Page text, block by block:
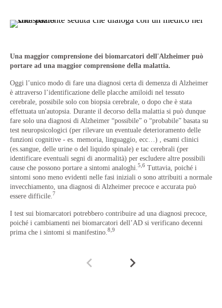
Una maggior comprensione dei biomarcatori dell'Alzheimer può
portare ad una maggior comprensione della malattia.
Oggi l’unico modo di fare una diagnosi certa di demenza di Alzheimer
è attraverso l’identificazione delle placche amiloidi nel tessuto
cerebrale, possibile solo con biopsia cerebrale, o dopo che è stata
effettuata un'autopsia. Durante il decorso della malattia si può dunque
fare solo una diagnosi di Alzheimer “possibile” o “probabile” basata su
test neuropsicologici (per rilevare un eventuale deterioramento delle
funzioni cognitive - es. memoria, linguaggio, ecc…) , esami clinici
(es.sangue, delle urine o del liquido spinale) e tac cerebrali (per
identificare eventuali segni di anormalità) per escludere altre possibili
cause che possono portare a sintomi analoghi.5,6 Tuttavia, poiché i
sintomi sono meno evidenti nelle fasi iniziali o sono attribuiti a normale
invecchiamento, una diagnosi di Alzheimer precoce e accurata può
essere difficile.7
I test sui biomarcatori potrebbero contribuire ad una diagnosi precoce,
poiché i cambiamenti nei biomarcatori dell’AD si verificano decenni
prima che i sintomi si manifestino.8,9